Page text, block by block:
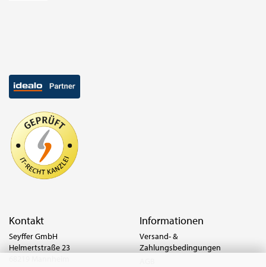
Kontakt
Seyffer GmbH
Helmertstraße 23
Informationen
Versand- &
Zahlungsbedingungen